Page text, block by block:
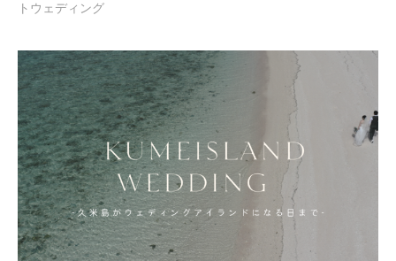
トウェディング